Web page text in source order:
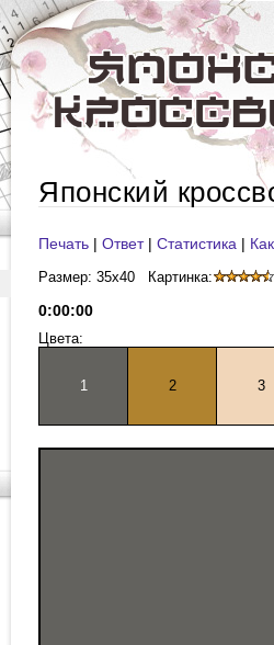
Японский
Печать | Ответ| Статистика |
Размер: 35x40 Картинка:
0:00:00
Цвета:
1 2 3